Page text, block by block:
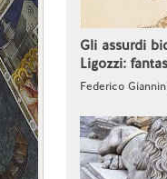
Gli assurdi
Ligozzi:
Federico